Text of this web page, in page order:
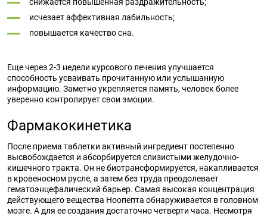
исчезает аффективная лабильность;
повышается качество сна.
Еще через 2-3 недели курсового лечения улучшается
способность усваивать прочитанную или услышанную
информацию. Заметно укрепляется память, человек более
уверенно контролирует свои эмоции.
Фармакокинетика
После приема таблетки активный ингредиент постепенно
высвобождается и абсорбируется слизистыми желудочно-
кишечного тракта. Он не биотрансформируется, накапливается
в кровеносном русле, а затем без труда преодолевает
гематоэнцефалический барьер. Самая высокая концентрация
действующего вещества Ноопепта обнаруживается в головном
мозге. А для ее создания достаточно четверти часа. Несмотря